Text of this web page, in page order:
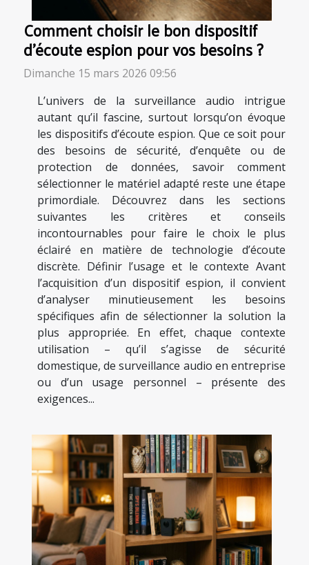
Comment choisir le bon dispositif
d'écoute espion pour vos besoins ?
Dimanche 15 mars 2026 09:56
L’univers de la surveillance audio intrigue
autant qu’il fascine, surtout lorsqu’on évoque
les dispositifs d’écoute espion. Que ce soit pour
des besoins de sécurité, d’enquête ou de
protection de données, savoir comment
sélectionner le matériel adapté reste une étape
primordiale. Découvrez dans les sections
suivantes les critères et conseils
incontournables pour faire le choix le plus
éclairé en matière de technologie d’écoute
discrète. Définir l’usage et le contexte Avant
l’acquisition d’un dispositif espion, il convient
d’analyser minutieusement les besoins
spécifiques afin de sélectionner la solution la
plus appropriée. En effet, chaque contexte
utilisation – qu’il s’agisse de sécurité
domestique, de surveillance audio en entreprise
ou d’un usage personnel – présente des
exigences...